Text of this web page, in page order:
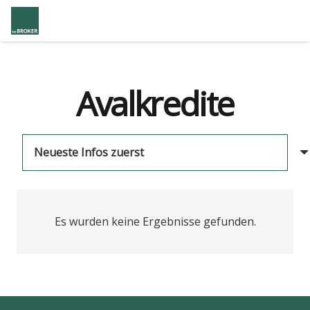
Avalkredite
Es wurden keine Ergebnisse gefunden.